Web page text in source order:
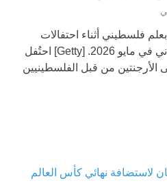
فلسطيني أثناء احتفالات
برشلونة بلقب الدوري الإسباني في مايو 2026. [Getty] احتُفل
الأرجنتين من قبل الفلسطينيين